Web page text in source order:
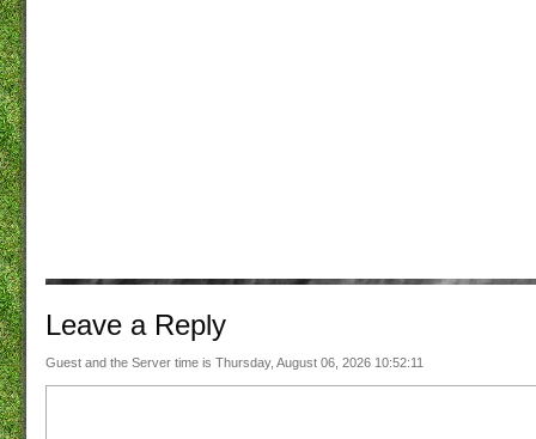
Leave a Reply
Guest and the Server time is Thursday, August 06, 2026 10:52:11